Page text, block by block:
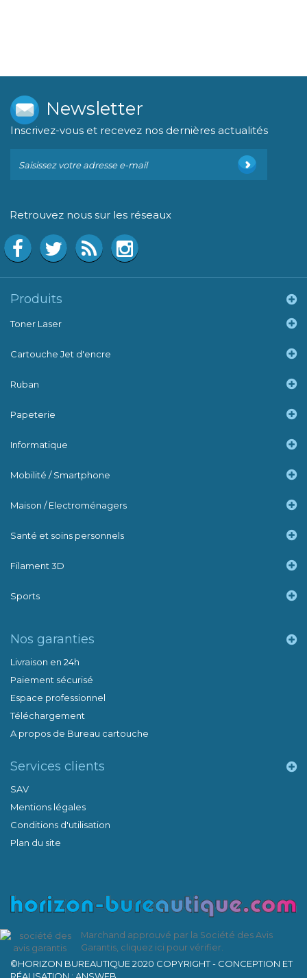
Newsletter
Inscrivez-vous et recevez nos dernières actualités
Retrouvez nous sur les réseaux
Produits
Toner Laser
Cartouche Jet d'encre
Ruban
Papeterie
Informatique
Mobilité / Smartphone
Maison / Electroménagers
Santé et soins personnels
Filament 3D
Sports
Nos garanties
Livraison en 24h
Paiement sécurisé
Espace professionnel
Téléchargement
A propos de Bureau cartouche
Services clients
SAV
Mentions légales
Conditions d'utilisation
Plan du site
Marchand approuvé par la Société des Avis
Garantis, cliquez ici pour vérifier
©HORIZON BUREAUTIQUE 2020 COPYRIGHT - CONCEPTION ET